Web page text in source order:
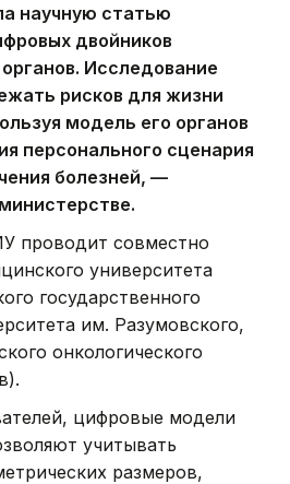
научную статью
двойников
Исследование
рисков для жизни
модель его органов
персонального сценария
болезней, —
проводит совместно
университета
государственного
им. Разумовского,
онкологического
цифровые модели
учитывать
размеров,